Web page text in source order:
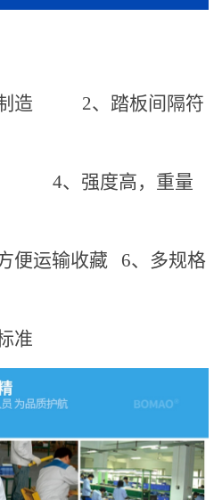
制造 2、踏板间隔符
艺 4、强度高，重量
便运输收藏 6、多规格
准